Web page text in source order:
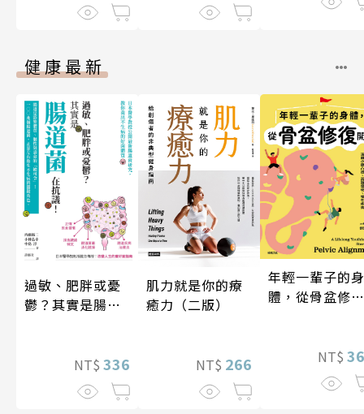
健康最新
過敏、肥胖或憂
鬱？其實是腸道
NT$ 336
肌力就是你的療
癒力（二版）
NT$ 266
年輕一輩子的身
體，從骨盆修復
動」，遠離小腹
凸出、肩頸僵
硬、慢性疼痛
NT$